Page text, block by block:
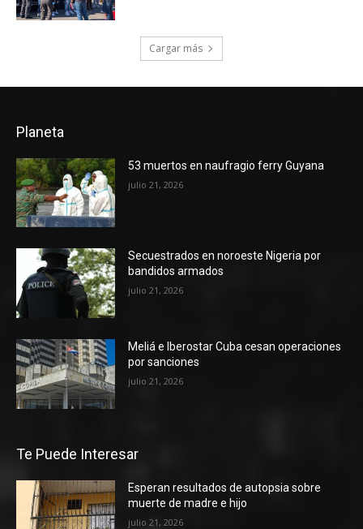
Cargar más
Planeta
53 muertos en naufragio ferry Guyana
julio 21, 2026
Secuestrados en noroeste Nigeria por
bandidos armados
julio 21, 2026
Meliá e Iberostar Cuba cesan operaciones
por sanciones
julio 21, 2026
Te Puede Interesar
Esperan resultados de autopsia sobre
muerte de madre e hijo
julio 21, 2026